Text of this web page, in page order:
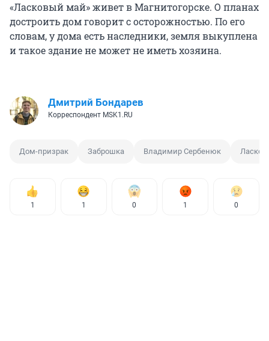
«Ласковый май» живет в Магнитогорске. О планах
достроить дом говорит с осторожностью. По его
словам, у дома есть наследники, земля выкуплена
и такое здание не может не иметь хозяина.
Дмитрий Бондарев
Корреспондент MSK1.RU
Дом-призрак Заброшка Владимир Сербенюк
1 1 0 1 0